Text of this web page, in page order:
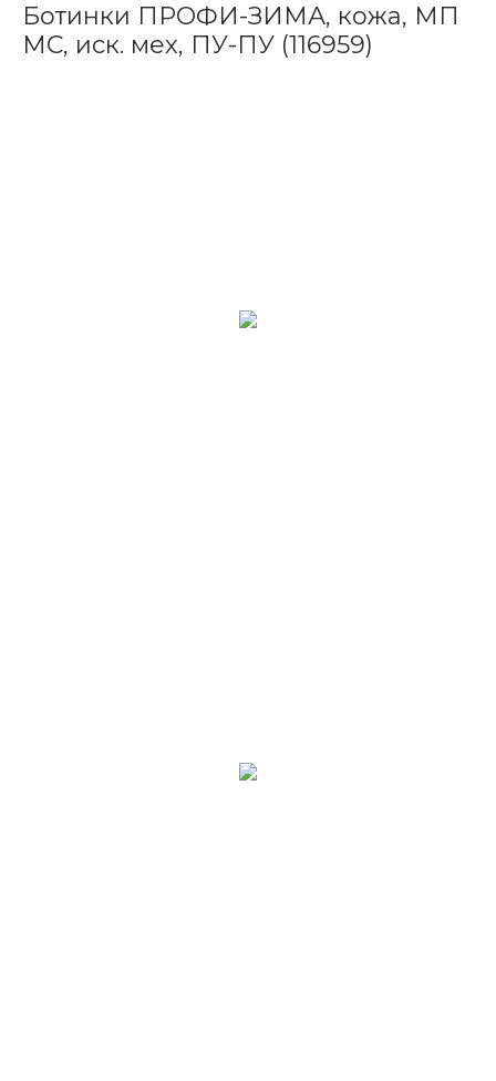
Ботинки ПРОФИ-ЗИМА, кожа, МП
МС, иск. мех, ПУ-ПУ (116959)